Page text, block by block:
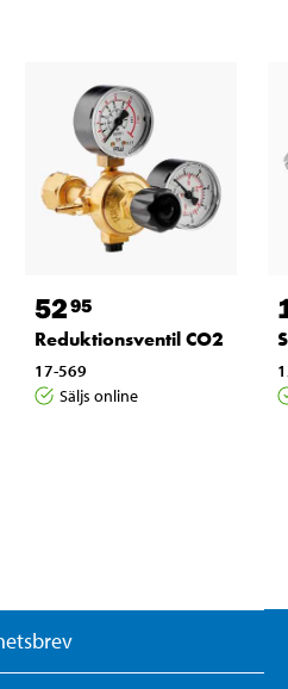
5295
Reduktionsventil CO2
17-569
Säljs online